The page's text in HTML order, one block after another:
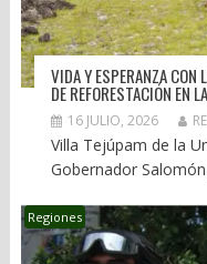
VIDA Y ESPERANZA CON
DE REFORESTACIÓN EN
16 JULIO, 2026
Villa Tejúpam de la
Gobernador
Regiones